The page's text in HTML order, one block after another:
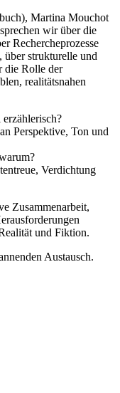
Martina Mouchot
wir über die
Rechercheprozesse
strukturelle und
die Rolle der
realitätsnahen
Perspektive, Ton und
Verdichtung
Zusammenarbeit,
und Fiktion.
Austausch.